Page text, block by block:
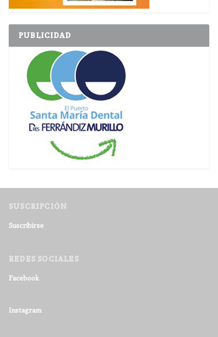
PUBLICIDAD
SUSCRIPCIÓN
Suscribirse
REDES SOCIALES
Facebook
Instagram